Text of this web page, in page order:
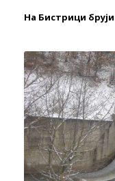
На Бистрици